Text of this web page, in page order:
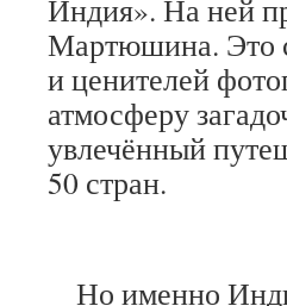
Индия». На ней
Мартюшина. Это
и ценителей
атмосферу
увлечённый
50 стран.
Но именно